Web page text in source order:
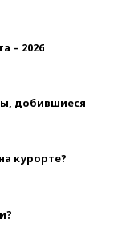
– 2026
добившиеся
курорте?